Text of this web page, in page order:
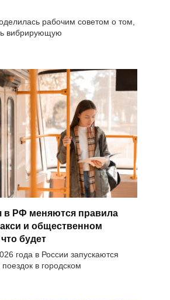
рабочим советом о том,
вибрирующую
в РФ меняются правила
и общественном
будет
года в России запускаются
в городском